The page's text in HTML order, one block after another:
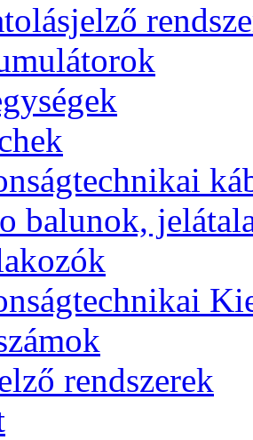
balunok,
rendszerek